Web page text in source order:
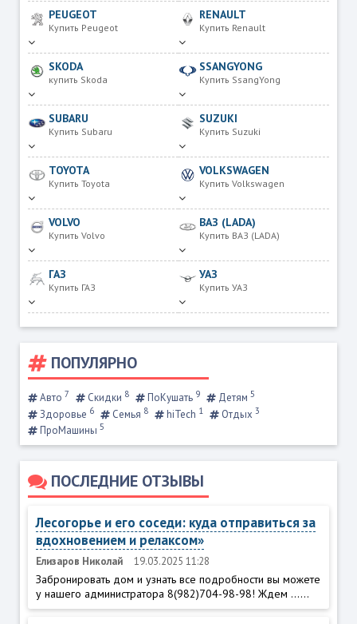
PEUGEOT
Купить Peugeot
RENAULT
Купить Renault
SKODA
купить Skoda
SSANGYONG
Купить SsangYong
SUBARU
Купить Subaru
SUZUKI
Купить Suzuki
TOYOTA
Купить Toyota
VOLKSWAGEN
Купить Volkswagen
VOLVO
Купить Volvo
ВАЗ (LADA)
Купить ВАЗ (LADA)
ГАЗ
Купить ГАЗ
УАЗ
Купить УАЗ
ПОПУЛЯРНО
Авто 7 Скидки 8 ПоКушать 9 Детям 5
Здоровье 6 Семья 8 hiTech 1 Отдых 3
ПроМашины 5
ПОСЛЕДНИЕ ОТЗЫВЫ
Лесогорье и его соседи: куда отправиться за
вдохновением и релаксом»
Елизаров Николай 19.03.2025 11:28
Забронировать дом и узнать все подробности вы можете
у нашего администратора 8(982)704-98-98! Ждем ......